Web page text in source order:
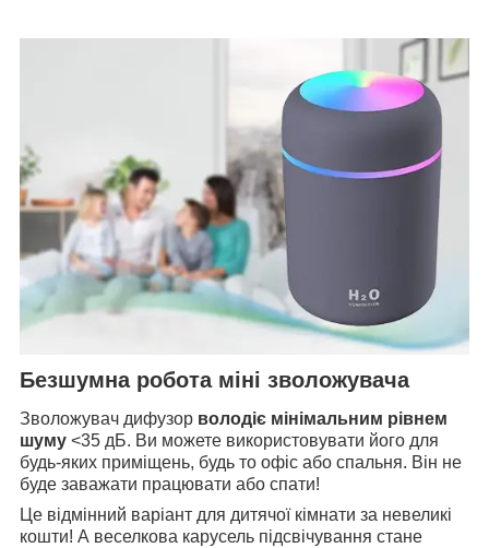
Безшумна робота міні зволожувача
Зволожувач дифузор володіє мінімальним рівнем
шуму <35 дБ. Ви можете використовувати його для
будь-яких приміщень, будь то офіс або спальня. Він не
буде заважати працювати або спати!
Це відмінний варіант для дитячої кімнати за невеликі
кошти! А веселкова карусель підсвічування стане